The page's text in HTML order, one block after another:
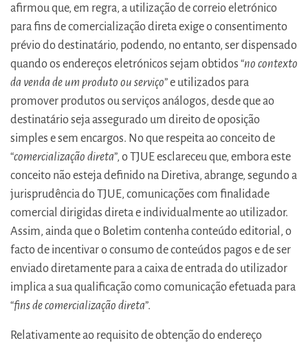
afirmou que, em regra, a utilização de correio eletrónico
para fins de comercialização direta exige o consentimento
prévio do destinatário, podendo, no entanto, ser dispensado
quando os endereços eletrónicos sejam obtidos “no contexto
da venda de um produto ou serviço” e utilizados para
promover produtos ou serviços análogos, desde que ao
destinatário seja assegurado um direito de oposição
simples e sem encargos. No que respeita ao conceito de
“comercialização direta”, o TJUE esclareceu que, embora este
conceito não esteja definido na Diretiva, abrange, segundo a
jurisprudência do TJUE, comunicações com finalidade
comercial dirigidas direta e individualmente ao utilizador.
Assim, ainda que o Boletim contenha conteúdo editorial, o
facto de incentivar o consumo de conteúdos pagos e de ser
enviado diretamente para a caixa de entrada do utilizador
implica a sua qualificação como comunicação efetuada para
“fins de comercialização direta”.
Relativamente ao requisito de obtenção do endereço